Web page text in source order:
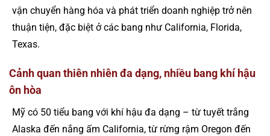
vận chuyển hàng hóa và phát triển doanh nghiệp trở nên
thuận tiện, đặc biệt ở các bang như California, Florida,
Texas.
Cảnh quan thiên nhiên đa dạng, nhiều bang khí hậu
ôn hòa
Mỹ có 50 tiểu bang với khí hậu đa dạng – từ tuyết trắng
Alaska đến nắng ấm California, từ rừng rậm Oregon đến